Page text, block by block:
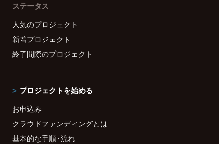
ステータス
人気のプロジェクト
新着プロジェクト
終了間際のプロジェクト
プロジェクトを始める
お申込み
クラウドファンディングとは
基本的な手順・流れ